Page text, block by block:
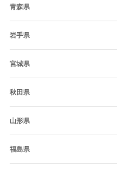
青森県
岩手県
宮城県
秋田県
山形県
福島県